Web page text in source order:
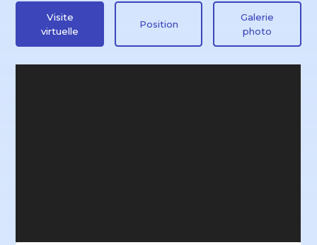
Visite
virtuelle
Position
Galerie
photo